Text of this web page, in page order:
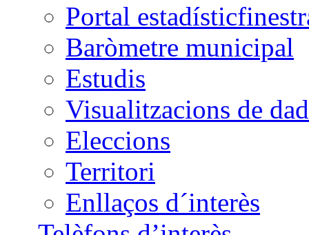
Portal estadístic
Baròmetre municipal
Estudis
Visualitzacions de
Eleccions
Territori
Enllaços d´interès